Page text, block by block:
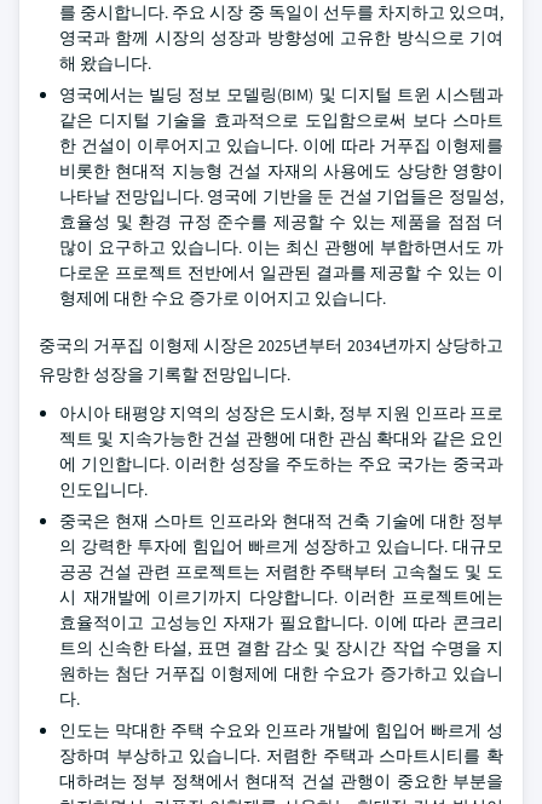
를 중시합니다. 주요 시장 중 독일이 선두를 차지하고 있으며,
영국과 함께 시장의 성장과 방향성에 고유한 방식으로 기여
해 왔습니다.
영국에서는 빌딩 정보 모델링(BIM) 및 디지털 트윈 시스템과
같은 디지털 기술을 효과적으로 도입함으로써 보다 스마트
한 건설이 이루어지고 있습니다. 이에 따라 거푸집 이형제를
비롯한 현대적 지능형 건설 자재의 사용에도 상당한 영향이
나타날 전망입니다. 영국에 기반을 둔 건설 기업들은 정밀성,
효율성 및 환경 규정 준수를 제공할 수 있는 제품을 점점 더
많이 요구하고 있습니다. 이는 최신 관행에 부합하면서도 까
다로운 프로젝트 전반에서 일관된 결과를 제공할 수 있는 이
형제에 대한 수요 증가로 이어지고 있습니다.
중국의 거푸집 이형제 시장은 2025년부터 2034년까지 상당하고
유망한 성장을 기록할 전망입니다.
아시아 태평양 지역의 성장은 도시화, 정부 지원 인프라 프로
젝트 및 지속가능한 건설 관행에 대한 관심 확대와 같은 요인
에 기인합니다. 이러한 성장을 주도하는 주요 국가는 중국과
인도입니다.
중국은 현재 스마트 인프라와 현대적 건축 기술에 대한 정부
의 강력한 투자에 힘입어 빠르게 성장하고 있습니다. 대규모
공공 건설 관련 프로젝트는 저렴한 주택부터 고속철도 및 도
시 재개발에 이르기까지 다양합니다. 이러한 프로젝트에는
효율적이고 고성능인 자재가 필요합니다. 이에 따라 콘크리
트의 신속한 타설, 표면 결함 감소 및 장시간 작업 수명을 지
원하는 첨단 거푸집 이형제에 대한 수요가 증가하고 있습니
다.
인도는 막대한 주택 수요와 인프라 개발에 힘입어 빠르게 성
장하며 부상하고 있습니다. 저렴한 주택과 스마트시티를 확
대하려는 정부 정책에서 현대적 건설 관행이 중요한 부분을